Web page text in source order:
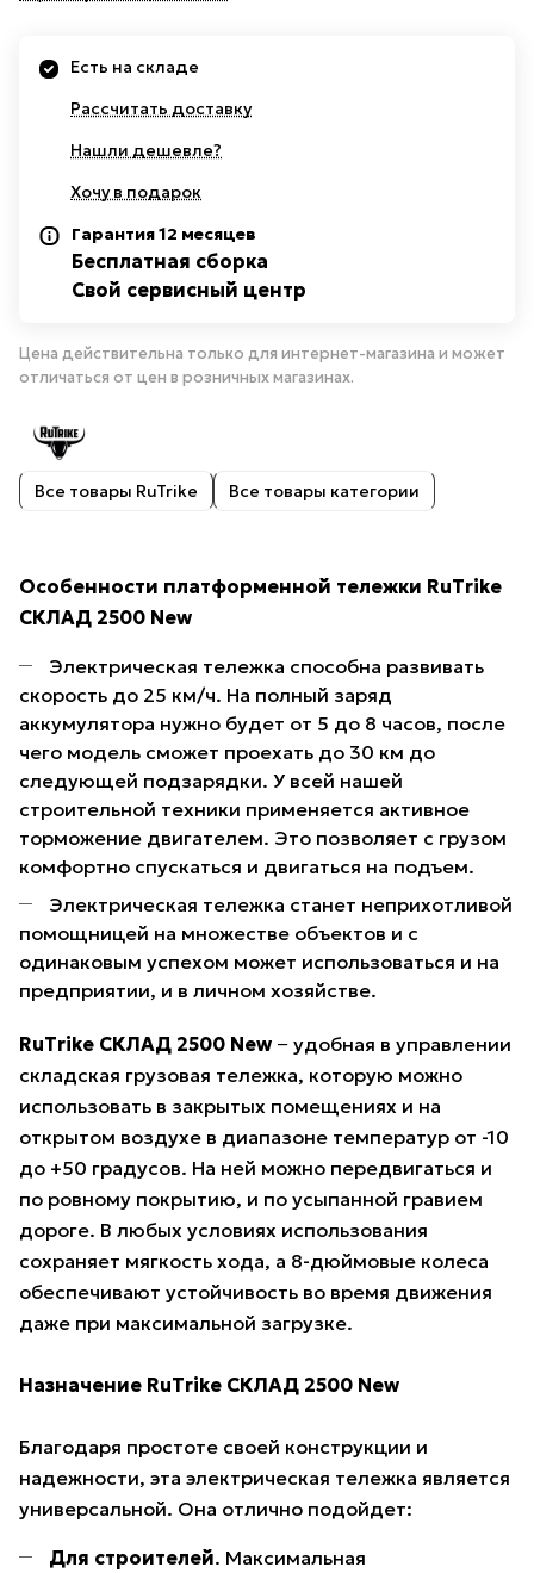
Есть на складе
Рассчитать доставку
Нашли дешевле?
Хочу в подарок
Гарантия 12 месяцев
Бесплатная сборка
Свой сервисный центр
Цена действительна только для интернет-магазина и может
отличаться от цен в розничных магазинах.
Все товары RuTrike Все товары категории
Особенности платформенной тележки RuTrike
СКЛАД 2500 New
Электрическая тележка способна развивать
скорость до 25 км/ч. На полный заряд
аккумулятора нужно будет от 5 до 8 часов, после
чего модель сможет проехать до 30 км до
следующей подзарядки. У всей нашей
строительной техники применяется активное
торможение двигателем. Это позволяет с грузом
комфортно спускаться и двигаться на подъем.
Электрическая тележка станет неприхотливой
помощницей на множестве объектов и с
одинаковым успехом может использоваться и на
предприятии, и в личном хозяйстве.
RuTrike СКЛАД 2500 New − удобная в управлении
складская грузовая тележка, которую можно
использовать в закрытых помещениях и на
открытом воздухе в диапазоне температур от -10
до +50 градусов. На ней можно передвигаться и
по ровному покрытию, и по усыпанной гравием
дороге. В любых условиях использования
сохраняет мягкость хода, а 8-дюймовые колеса
обеспечивают устойчивость во время движения
даже при максимальной загрузке.
Назначение RuTrike СКЛАД 2500 New
Благодаря простоте своей конструкции и
надежности, эта электрическая тележка является
универсальной. Она отлично подойдет:
Для строителей. Максимальная